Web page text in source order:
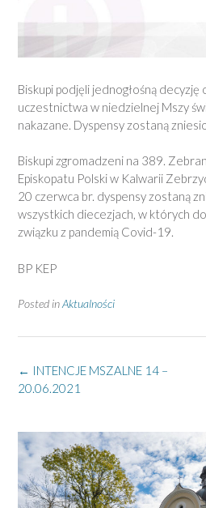
Biskupi podjęli jednogłośną
uczestnictwa w niedzielnej Mszy
nakazane. Dyspensy zostaną
Biskupi zgromadzeni na 389.
Episkopatu Polski w Kalwarii
20 czerwca br. dyspensy zostaną
wszystkich diecezjach, w których
związku z pandemią Covid-19.
BP KEP
Posted inAktualności
Post
navigation
← INTENCJE MSZALNE 14 –
20.06.2021